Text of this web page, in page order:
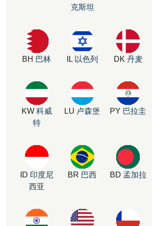
克斯坦
BH 巴林 IL 以色列 DK 丹麦
KW 科威
特
LU 卢森堡 PY 巴拉圭
ID 印度尼
西亚
BR 巴西 BD 孟加拉